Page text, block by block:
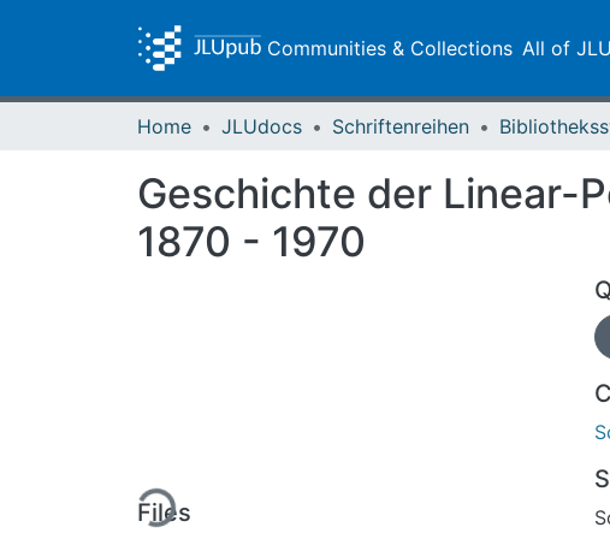
Communities & Collections All of
Home JLUdocs Schriftenreihen
Geschichte der Linear-
1870 - 1970
Loading...
Files